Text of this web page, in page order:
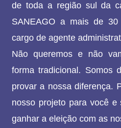
de toda a região sul da
SANEAGO a mais de
cargo de agente
Não queremos e não
forma tradicional. Somos
provar a nossa diferença.
nosso projeto para você e
ganhar a eleição com as